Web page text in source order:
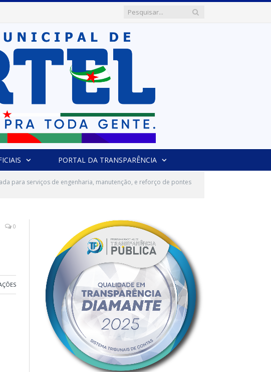
PORTAL DA TRANSPARÊNCIA
para serviços de engenharia, manutenção, e reforço de pontes
0